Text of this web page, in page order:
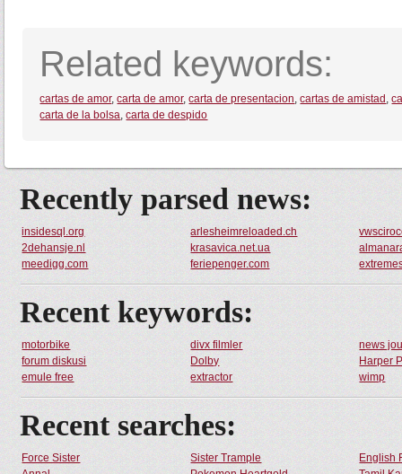
Related keywords:
cartas de amor,carta de amor,carta de presentacion,cartas de amistad ,
carta de la bolsa,carta de despido
Recently parsed news:
insidesql.org arlesheimreloaded.ch
2dehansje.nl
krasavica.net.ua
meedigg.com
feriepenger.com
Recent keywords:
motorbike divx filmler
news
forum diskusi
Dolby
Harper
emule free
extractor wimp
Recent searches:
Force Sister Sister Trample
English